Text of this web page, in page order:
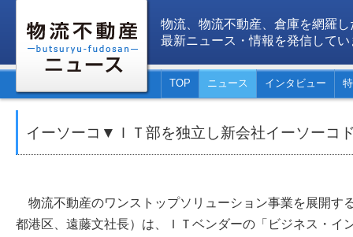
物流、物流不動産、倉庫を網羅し
最新ニュース・情報を発信してい
TOP ニュース インタビュー
イーソーコ▼ＩＴ部を独立し新会社イーソーコ
物流不動産のワンストップソリューション事業を展開す
都港区、遠藤文社長）は、ＩＴベンダーの「ビジネス・イ